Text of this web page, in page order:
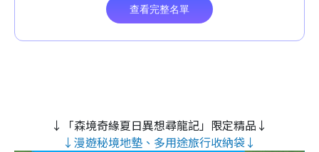
↓「森境奇緣夏日異想尋龍記」限定精品↓
↓漫遊秘境地墊、多用途旅行收納袋↓